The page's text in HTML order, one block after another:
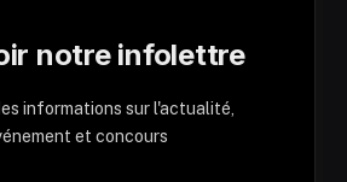
notre infolettre
informations sur l'actualité,
et concours